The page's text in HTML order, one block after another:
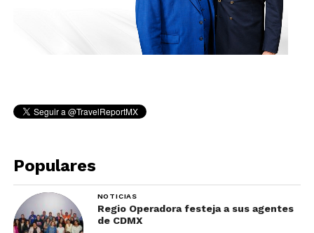
Populares
NOTICIAS
Regio Operadora festeja a sus agentes
de CDMX